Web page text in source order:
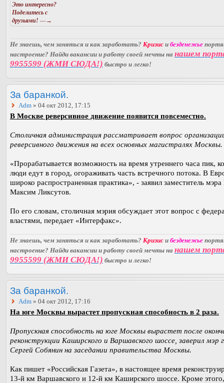
Это интересно?
Поделитесь с
друзьями! —→
Не знаешь, чем заняться и как заработать? Кризис и безденежье
настроение? Найди вакансии и работу своей мечты на нашем
9955599 (ЖМИ СЮДА!) быстро и легко!
За баранкой.
Adm » 04 окт 2012, 17:15
В Москве реверсивное движение появится повсеместно.
Столичная администрация рассматривает вопрос
реверсивного движения на всех основных магистралях Москвы.
«Прорабатывается возможность на время утреннего часа пик,
люди едут в город, огораживать часть встречного потока. В
широко распространенная практика», - заявил заместитель
Максим Ликсутов.
По его словам, столичная мэрия обсуждает этот вопрос с
властями, передает «Интерфакс».
Не знаешь, чем заняться и как заработать? Кризис и безденежье
настроение? Найди вакансии и работу своей мечты на нашем
9955599 (ЖМИ СЮДА!) быстро и легко!
За баранкой.
Adm » 04 окт 2012, 17:16
На юге Москвы вырастет пропускная способность в 2 раза.
Пропускная способность на юге Москвы вырастет после
реконструкции Каширского и Варшавского шоссе, заверил мэр
Сергей Собянин на заседании правительства Москвы.
Как пишет «Российская Газета», в настоящее время
13-й км Варшавского и 12-й км Каширского шоссе. Кроме этого,